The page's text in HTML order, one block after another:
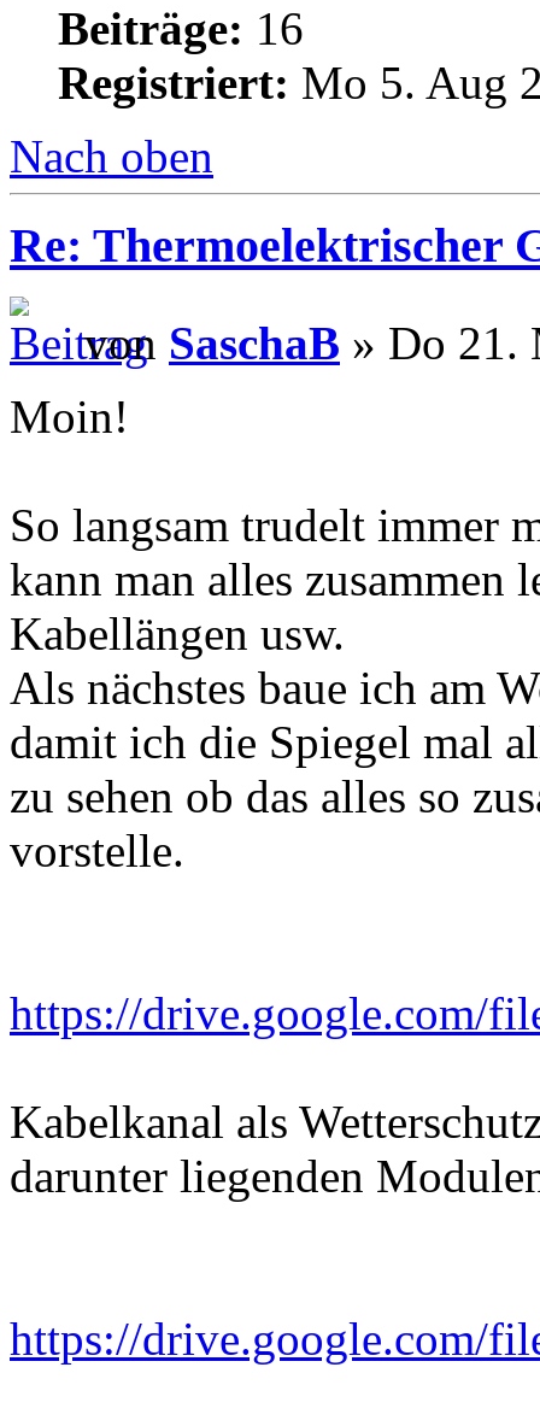
Beiträge: 16
Registriert: Mo 5. Aug
Nach oben
Re: Thermoelektrischer
von SaschaB » Do 21.
Moin!
So langsam trudelt immer
kann man alles zusammen
Kabellängen usw.
Als nächstes baue ich am
damit ich die Spiegel mal
zu sehen ob das alles so
vorstelle.
https://drive.google.com/
Kabelkanal als
darunter liegenden
https://drive.google.com/